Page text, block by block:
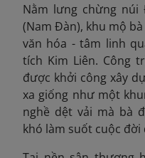
Nằm lưng chừng núi
(Nam Đàn), khu mộ
văn hóa - tâm linh
tích Kim Liên. Công
được khởi công xây
xa giống như một
nghề dệt vải mà bà
khó làm suốt cuộc đời